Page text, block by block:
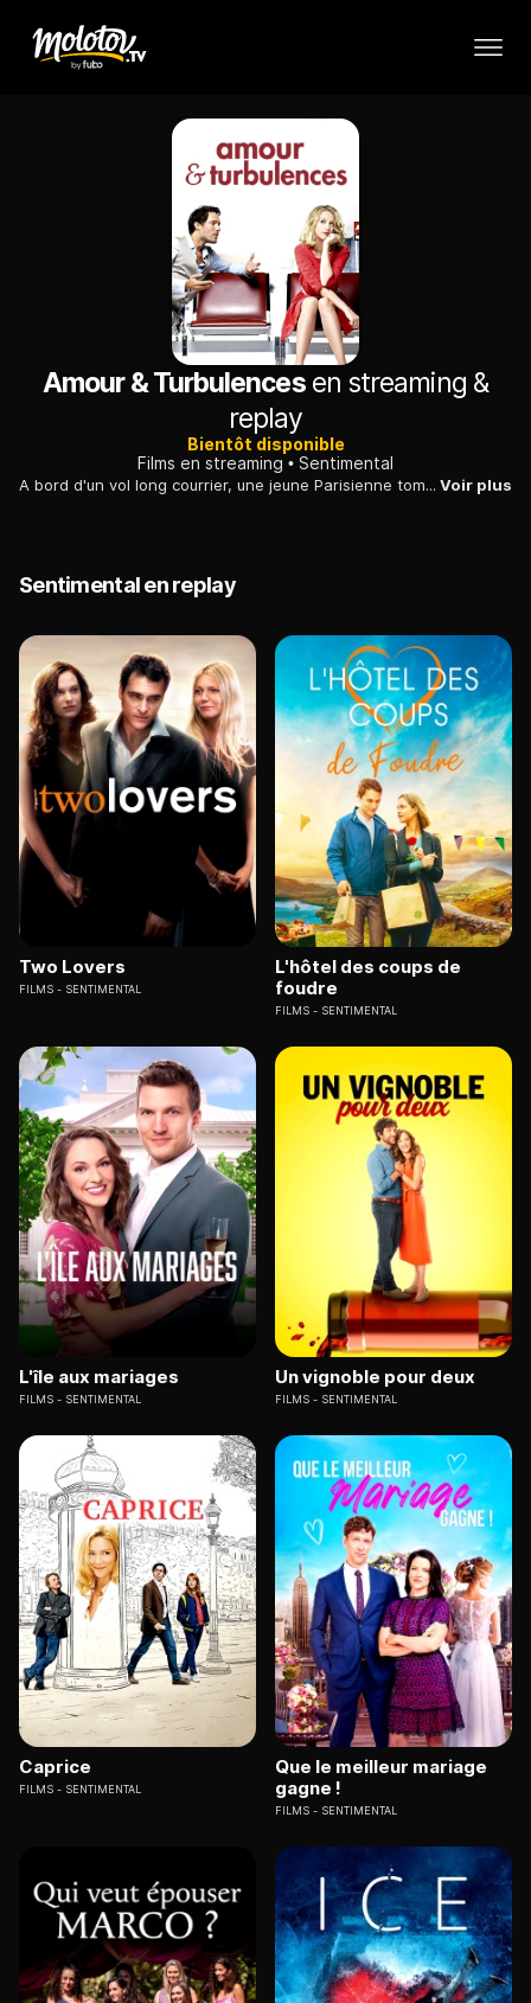
Amour & Turbulencesen streaming &
replay
Bientôt disponible
Films en streaming
Sentimental
A bord d'un vol long courrier, une jeune Parisienne tombe sur un de ses ex-compagnons. Alors qu'il décide de la reconquérir, elle fait tout pour l'éviter. Voir plus
Sentimental en replay
Two Lovers
FILMS SENTIMENTAL
L'hôtel des coups de
foudre
FILMS SENTIMENTAL
L'île aux mariages
FILMS SENTIMENTAL
Un vignoble pour deux
FILMS SENTIMENTAL
Caprice
FILMS SENTIMENTAL
Que le meilleur mariage
gagne !
FILMS SENTIMENTAL